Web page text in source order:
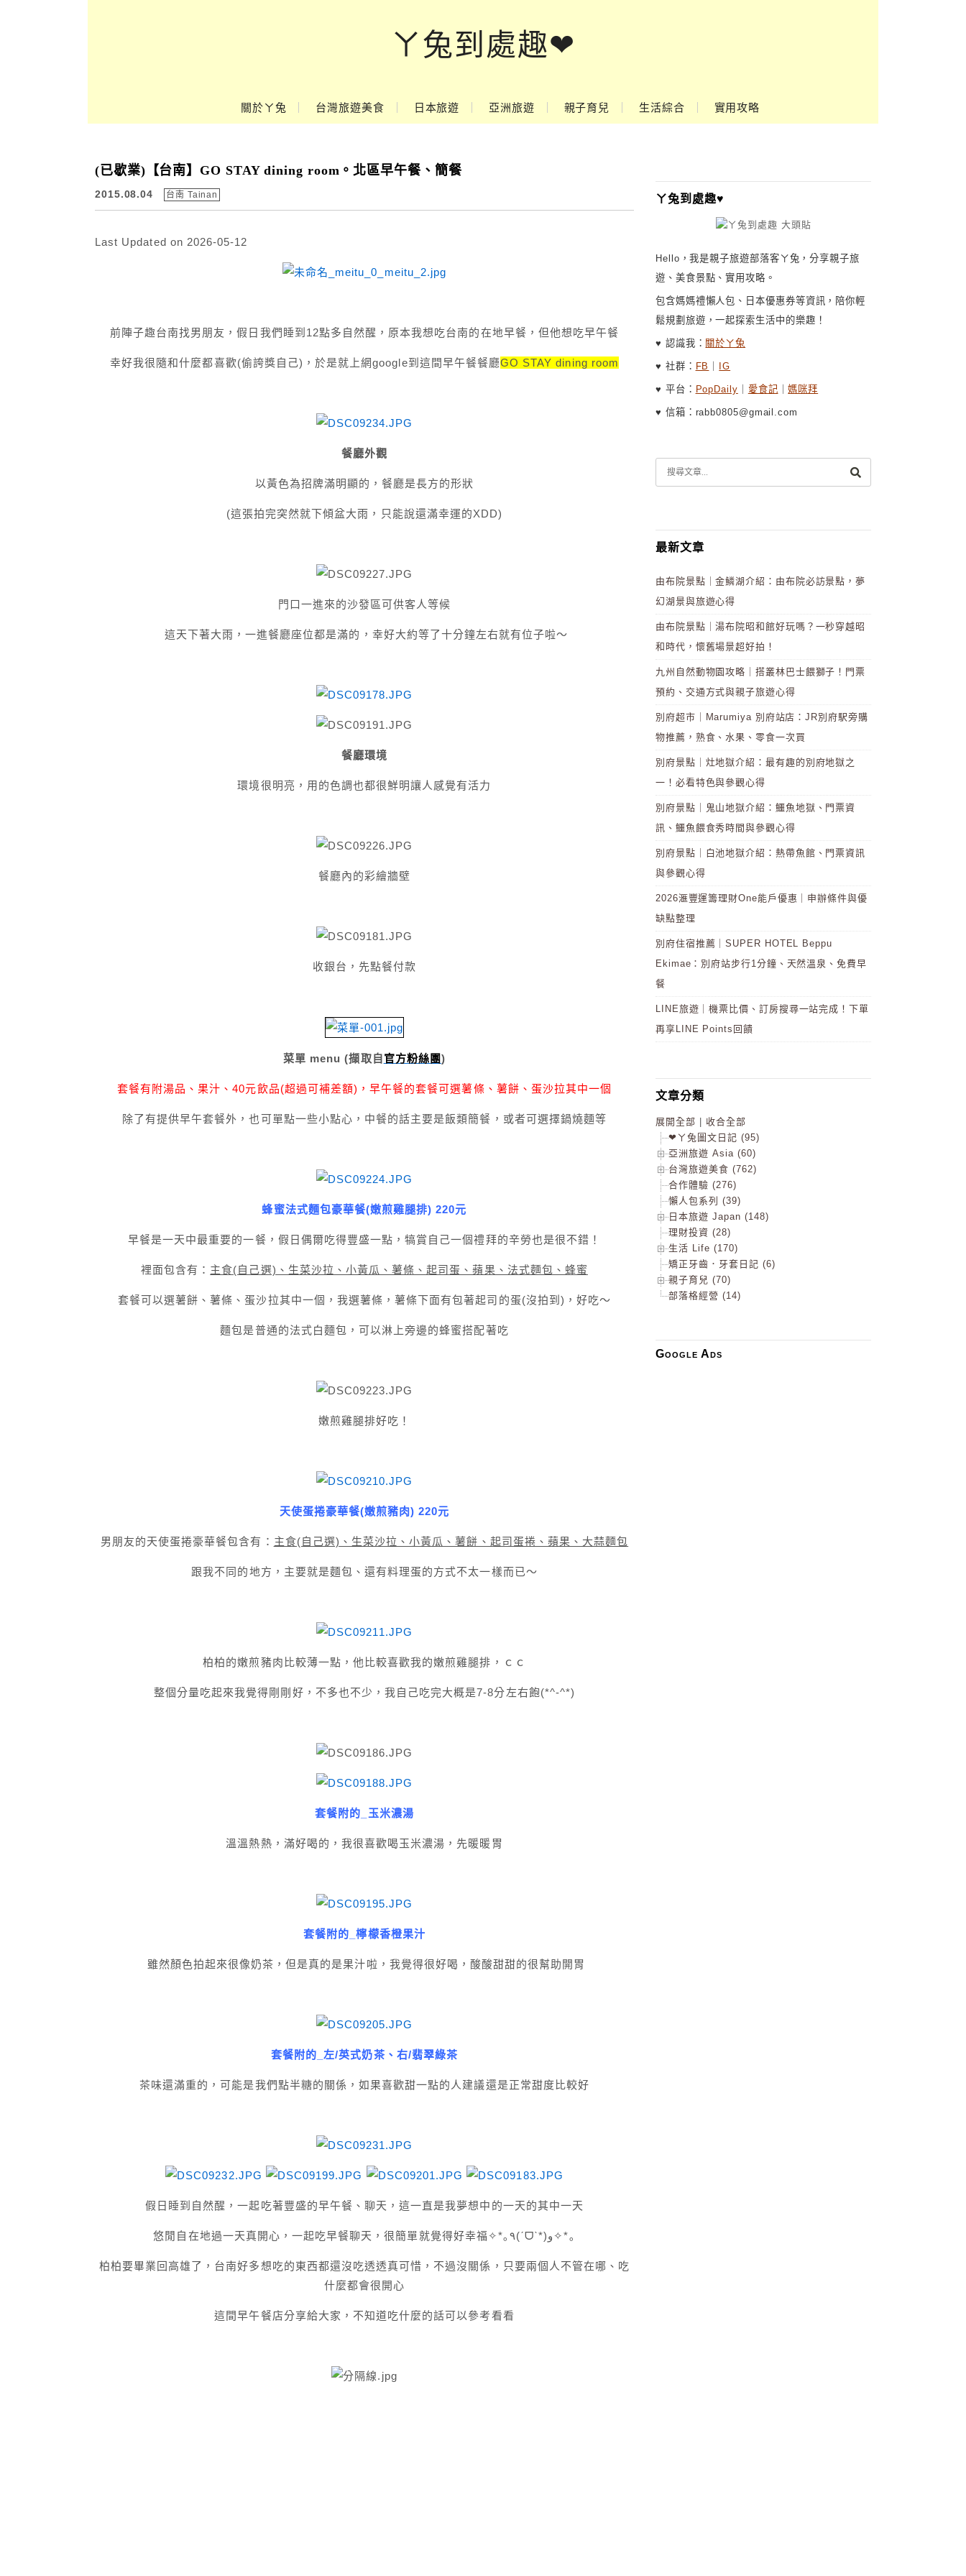
ㄚ兔到處趣❤
關於ㄚ兔 台灣旅遊美食 日本旅遊 亞洲旅遊 親子育兒 生活綜合 實用攻略
(已歇業)【台南】GO STAY dining room。北區早午餐、簡餐
2015.08.04 台南 Tainan
Last Updated on 2026-05-12
前陣子趣台南找男朋友，假日我們睡到12點多自然醒，原本我想吃台南的在地早餐，但他想吃早午餐
幸好我很隨和什麼都喜歡(偷誇獎自己)，於是就上網google到這間早午餐餐廳GO STAY dining room
餐廳外觀
以黃色為招牌滿明顯的， 餐廳是長方的形狀
(這張拍完突然就下傾盆大雨，只能說還滿幸運的XDD)
門口一進來的沙發區可供客人等候
這天下著大雨，一進餐廳座位都是滿的，幸好大約等了十分鐘左右就有位子啦～
餐廳環境
環境很明亮，用的色調也都很鮮明讓人感覺有活力
餐廳內的彩繪牆壁
收銀台，先點餐付款
菜單 menu (擷取自官方粉絲團)
套餐有附湯品、果汁、40元飲品(超過可補差額)，早午餐的套餐可選薯條、薯餅、蛋沙拉其中一個
除了有提供早午套餐外，也可單點一些小點心，中餐的話主要是飯類簡餐，或者可選擇鍋燒麵等
蜂蜜法式麵包豪華餐(嫩煎雞腿排) 220元
早餐是一天中最重要的一餐，假日偶爾吃得豐盛一點，犒賞自己一個禮拜的辛勞也是很不錯！
裡面包含有： 主食(自己選)、生菜沙拉、小黃瓜、薯條、起司蛋、蘋果、法式麵包、蜂蜜
套餐可以選薯餅、薯條、蛋沙拉其中一個，我選薯條，薯條下面有包著起司的蛋(沒拍到)，好吃～
麵包是普通的法式白麵包，可以淋上旁邊的蜂蜜搭配著吃
嫩煎雞腿排好吃！
天使蛋捲豪華餐(嫩煎豬肉) 220元
男朋友的天使蛋捲豪華餐包含有： 主食(自己選) 、生菜沙拉、小黃瓜、薯餅、起司蛋捲、蘋果、大蒜麵包
跟我不同的地方，主要就是麵包、還有料理蛋的方式不太一樣而已～
柏柏的嫩煎豬肉比較薄一點，他比較喜歡我的嫩煎雞腿排，ｃｃ
整個分量吃起來我覺得剛剛好，不多也不少，我自己吃完大概是7-8分左右飽(*^-^*)
套餐附的_ 玉米濃湯
溫溫熱熱，滿好喝的，我很喜歡喝玉米濃湯，先暖暖胃
套餐附的_檸檬香橙果汁
雖然顏色拍起來很像奶茶，但是真的是果汁啦，我覺得很好喝，酸酸甜甜的很幫助開胃
套餐附的_ 左/英式奶茶、右/翡翠綠茶
茶味還滿重的，可能是我們點半糖的關係，如果喜歡甜一點的人建議還是正常甜度比較好
假日睡到自然醒，一起吃著豐盛的早午餐、聊天，這一直是我夢想中的一天的其中一天
悠閒自在地過一天真開心，一起吃早餐聊天，很簡單就覺得好幸福✧*｡٩(ˊᗜˋ*)و✧*｡
柏柏要畢業回高雄了，台南好多想吃的東西都還沒吃透透真可惜，不過沒關係，只要兩個人不管在哪、吃
什麼都會很開心
這間早午餐店分享給大家，不知道吃什麼的話可以參考看看
ㄚ兔到處趣♥
Hello，我是親子旅遊部落客ㄚ兔，分享親子旅
遊、美食景點、實用攻略。
包含媽媽禮懶人包、日本優惠券等資訊，陪你輕
鬆規劃旅遊，一起探索生活中的樂趣！
♥ 認識我： 關於ㄚ兔
♥ 社群： FB IG
♥ 平台： PopDaily 愛食記 ｜媽咪拜
♥ 信箱：rabb0805@gmail.com
最新文章
由布院景點｜金鱗湖介紹：由布院必訪景點，夢
幻湖景與旅遊心得
由布院景點｜湯布院昭和館好玩嗎？一秒穿越昭
和時代，懷舊場景超好拍！
九州自然動物園攻略｜搭叢林巴士餵獅子！門票
預約、交通方式與親子旅遊心得
別府超市｜Marumiya 別府站店：JR別府駅旁購
物推薦，熟食、水果、零食一次買
別府景點｜灶地獄介紹：最有趣的別府地獄之
一！必看特色與參觀心得
別府景點｜鬼山地獄介紹：鱷魚地獄、門票資
訊、鱷魚餵食秀時間與參觀心得
別府景點｜白池地獄介紹：熱帶魚館、門票資訊
與參觀心得
2026滙豐運籌理財One能戶優惠｜申辦條件與優
缺點整理
別府住宿推薦｜SUPER HOTEL Beppu
Ekimae：別府站步行1分鐘、天然溫泉、免費早
餐
LINE旅遊｜機票比價、訂房搜尋一站完成！下單
再享LINE Points回饋
文章分類
展開全部
收合全部
❤ㄚ兔圖文日記 (95)
亞洲旅遊 Asia (60)
台灣旅遊美食 (762)
合作體驗 (276)
懶人包系列 (39)
日本旅遊 Japan (148)
理財投資 (28)
生活 Life (170)
矯正牙齒．牙套日記 (6)
親子育兒 (70)
部落格經營 (14)
Google Ads